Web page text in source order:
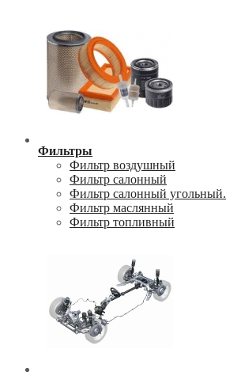
Фильтры
Фильтр воздушный
Фильтр салонный
Фильтр салонный угольный.
Фильтр маслянный
Фильтр топливный